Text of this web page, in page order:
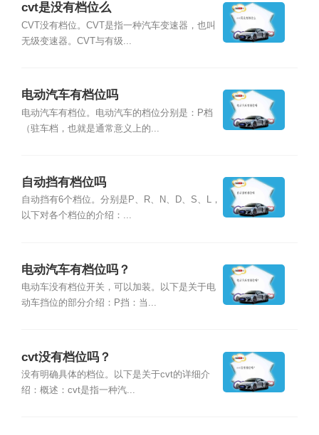
cvt是没有档位么
CVT没有档位。CVT是指一种汽车变速器，也叫
无级变速器。CVT与有级...
电动汽车有档位吗
电动汽车有档位。电动汽车的档位分别是：P档
（驻车档，也就是通常意义上的...
自动挡有档位吗
自动挡有6个档位。分别是P、R、N、D、S、L，
以下对各个档位的介绍：...
电动汽车有档位吗？
电动车没有档位开关，可以加装。以下是关于电
动车挡位的部分介绍：P挡：当...
cvt没有档位吗？
没有明确具体的档位。以下是关于cvt的详细介
绍：概述：cvt是指一种汽...